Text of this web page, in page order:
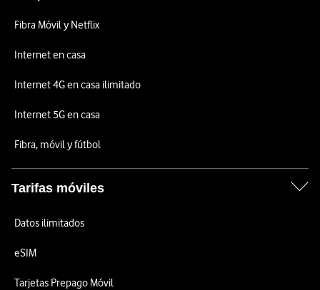
Fibra Móvil y Netflix
Internet en casa
Internet 4G en casa ilimitado
Internet 5G en casa
Fibra, móvil y fútbol
Tarifas móviles
Datos ilimitados
eSIM
Tarjetas Prepago Móvil